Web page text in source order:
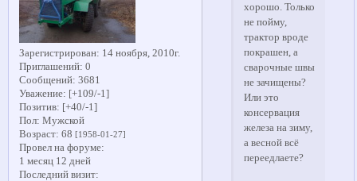
Зарегистрирован: 14 ноября, 2010г.
Приглашений: 0
Сообщений: 3681
Уважение: [+109/-1]
Позитив: [+40/-1]
Пол: Мужской
Возраст: 68 [1958-01-27]
Провел на форуме:
1 месяц 12 дней
Последний визит:
хорошо. Только
не пойму,
трактор вроде
покрашен, а
сварочные швы
не зачищены?
Или это
консервация
железа на зиму,
а весной всё
переедлаете?